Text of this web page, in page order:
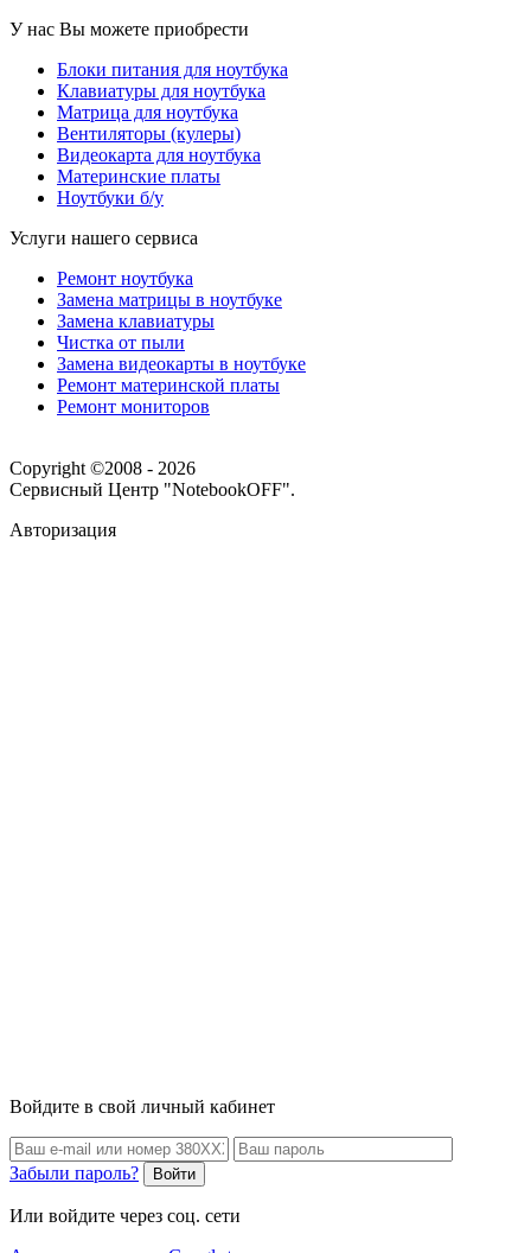
У нас Вы можете приобрести
Блоки питания для ноутбука
Клавиатуры для ноутбука
Матрица для ноутбука
Вентиляторы (кулеры)
Видеокарта для ноутбука
Материнские платы
Ноутбуки б/у
Услуги нашего сервиса
Ремонт ноутбука
Замена матрицы в ноутбуке
Замена клавиатуры
Чистка от пыли
Замена видеокарты в ноутбуке
Ремонт материнской платы
Ремонт мониторов
Copyright ©2008 - 2026
Сервисный Центр "NotebookOFF".
Авторизация
Войдите в свой личный кабинет
Забыли пароль? Войти
Или войдите через соц. сети